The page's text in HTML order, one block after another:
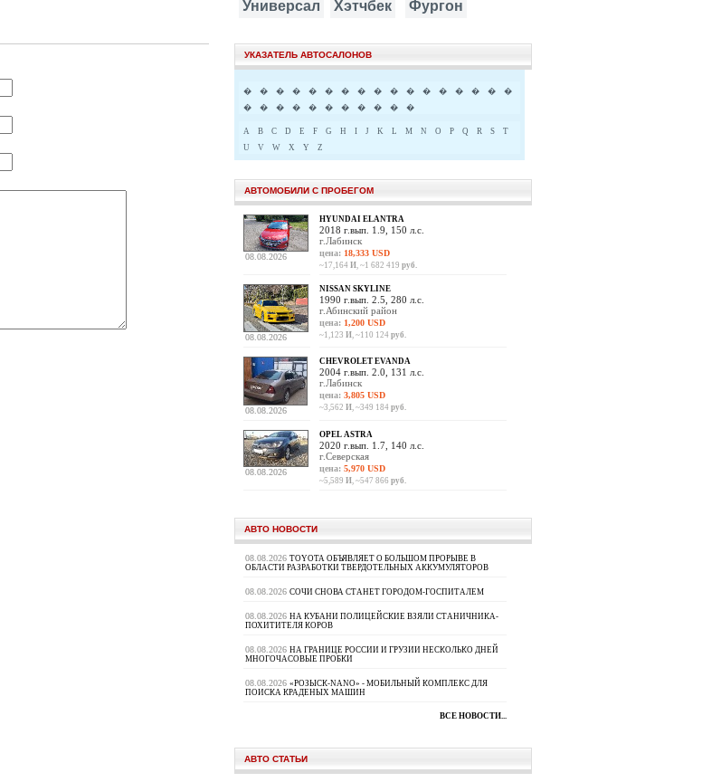
Универсал
Хэтчбек Фургон
УКАЗАТЕЛЬ АВТОСАЛОНОВ
� � � � � � � � � � � � � � � �
�
�
� � � � � � � � � �
A B C D E F G H I J K L M N O P Q R S
T
U
V W X Y Z
АВТОМОБИЛИ С ПРОБЕГОМ
08.08.2026
HYUNDAI ELANTRA
2018 г.вып. 1.9, 150 л.с.
г.Лабинск
цена: 18,333 USD
~17,164 И, ~1 682 419 руб.
08.08.2026
NISSAN SKYLINE
1990 г.вып. 2.5, 280 л.с.
г.Абинский район
цена: 1,200 USD
~1,123 И, ~110 124 руб.
08.08.2026
CHEVROLET EVANDA
2004 г.вып. 2.0, 131 л.с.
г.Лабинск
цена: 3,805 USD
~3,562 И, ~349 184 руб.
08.08.2026
OPEL ASTRA
2020 г.вып. 1.7, 140 л.с.
г.Северская
цена: 5,970 USD
~5,589 И, ~547 866 руб.
АВТО НОВОСТИ
08.08.2026 TOYOTA ОБЪЯВЛЯЕТ О БОЛЬШОМ ПРОРЫВЕ В
ОБЛАСТИ РАЗРАБОТКИ ТВЕРДОТЕЛЬНЫХ АККУМУЛЯТОРОВ
08.08.2026 СОЧИ СНОВА СТАНЕТ ГОРОДОМ-ГОСПИТАЛЕМ
08.08.2026 НА КУБАНИ ПОЛИЦЕЙСКИЕ ВЗЯЛИ СТАНИЧНИКА-
ПОХИТИТЕЛЯ КОРОВ
08.08.2026 НА ГРАНИЦЕ РОССИИ И ГРУЗИИ НЕСКОЛЬКО ДНЕЙ
МНОГОЧАСОВЫЕ ПРОБКИ
08.08.2026 «РОЗЫСК-NANO» - МОБИЛЬНЫЙ КОМПЛЕКС ДЛЯ
ПОИСКА КРАДЕНЫХ МАШИН
ВСЕ НОВОСТИ...
АВТО СТАТЬИ